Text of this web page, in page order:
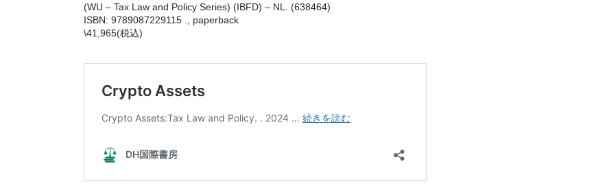
(WU – Tax Law and Policy Series) (IBFD) – NL. (638464)
ISBN: 9789087229115 ., paperback
\41,965(税込)